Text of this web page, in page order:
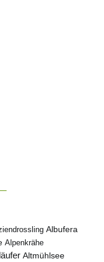
Albufera
Alpenkrähe
Altmühlsee